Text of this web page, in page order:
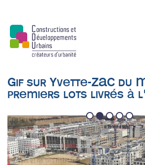
Gif sur Yvette-ZAC du
premiers lots livrés à
1 3 4 5
CDU et les Promoteurs du projet Dream,
Eiffage Immobilier vous présentent la ZAC du
seront livrés à l'été 2019.
La création d’un quartier de ville répondra aux
campus et de ses habitants.